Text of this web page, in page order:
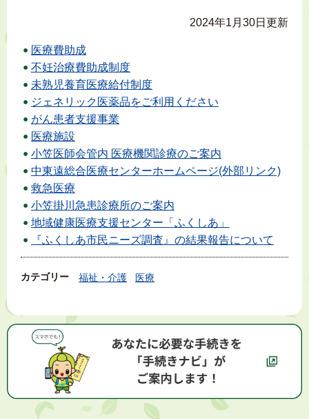
2024年1月30日更新
医療費助成
不妊治療費助成制度
未熟児養育医療給付制度
ジェネリック医薬品をご利用ください
がん患者支援事業
医療施設
小笠医師会管内 医療機関診療のご案内
中東遠総合医療センターホームページ(外部リンク)
救急医療
小笠掛川急患診療所のご案内
地域健康医療支援センター「ふくしあ」
『ふくしあ市民ニーズ調査』の結果報告について
カテゴリー 福祉・介護 医療